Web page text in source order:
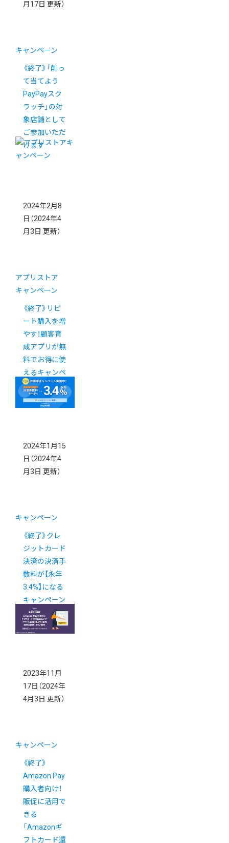
月17日 更新）
キャンペーン
《終了》「削っ
て当てよう
PayPayスク
ラッチ」の対
象店舗として
ご参加いただ
けます
2024年2月8
日 （2024年4
月3日 更新）
アプリストア
キャンペーン
《終了》リピ
ート購入を増
やす！顧客育
成アプリが無
料でお得に使
えるキャンペ
ーン
2024年1月15
日 （2024年4
月3日 更新）
キャンペーン
《終了》クレ
ジットカード
決済の決済手
数料が【永年
3.4%】になる
キャンペーン
実施中！
2023年11月
17日 （2024年
4月3日 更新）
キャンペーン
《終了》
Amazon Pay
購入者向け！
販促に活用で
きる
「Amazonギ
フトカード還